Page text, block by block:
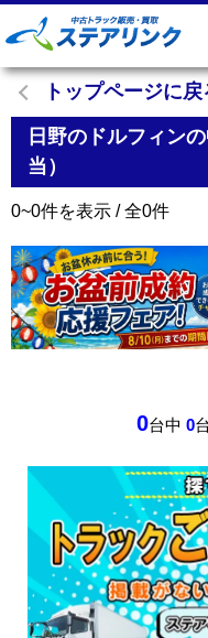
トップページに戻
日野のドルフィン
当）
0~0件を表示 / 全0件
0台中 0